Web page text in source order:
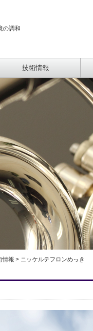
の調和
技術情報
情報 > ニッケルテフロンめっき